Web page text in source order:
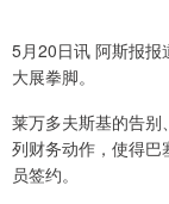
5月20日讯 阿斯报报
大展拳脚。
莱万多夫斯基的告别
列财务动作，使得
员签约。